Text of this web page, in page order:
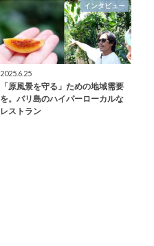
インタビュー
2025.6.25
「原風景を守る」ための地域需要
を。バリ島のハイパーローカルな
レストラン